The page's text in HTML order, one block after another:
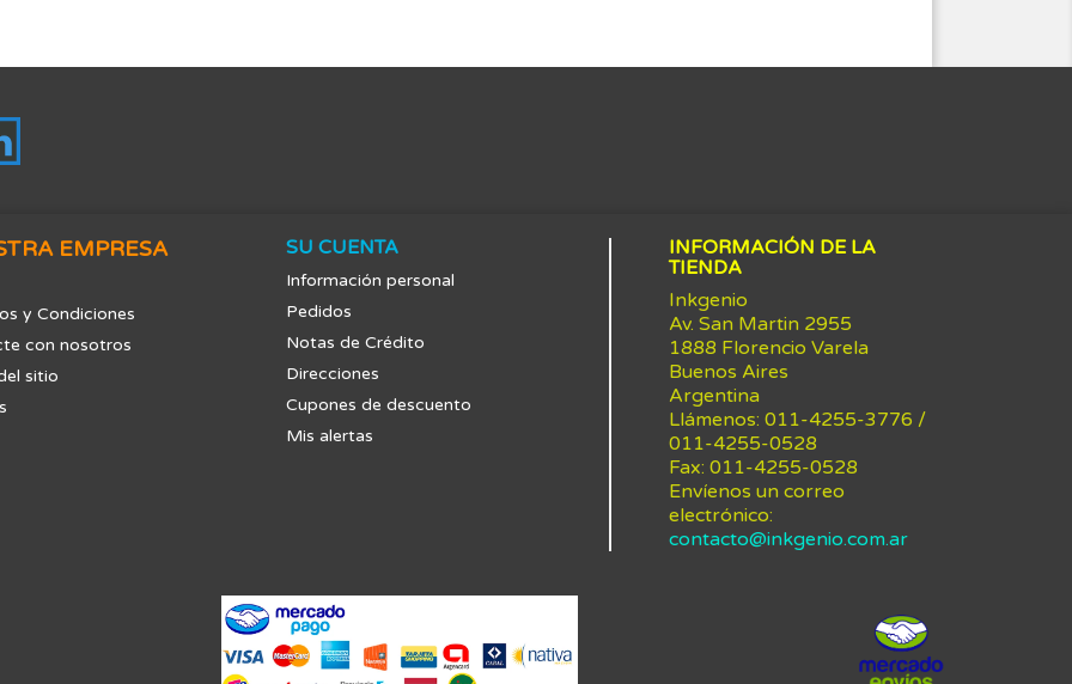
EMPRESA
y Condiciones
con nosotros
sitio
SU CUENTA
Información personal
Pedidos
Notas de Crédito
Direcciones
Cupones de descuento
Mis alertas
INFORMACIÓN DE LA
TIENDA
Inkgenio
Av. San Martin 2955
1888 Florencio Varela
Buenos Aires
Argentina
Llámenos: 011-4255-3776 /
011-4255-0528
Fax: 011-4255-0528
Envíenos un correo
electrónico:
contacto@inkgenio.com.ar